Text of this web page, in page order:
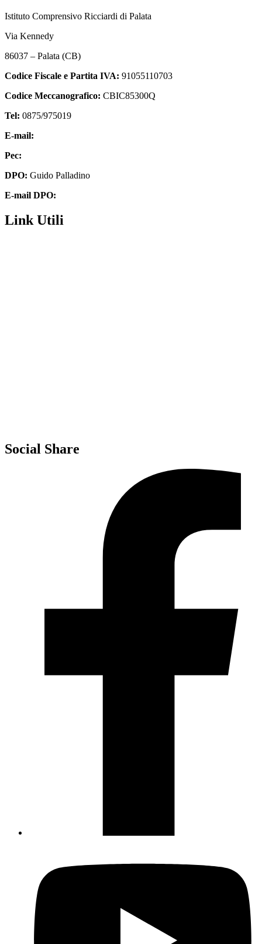
Istituto Comprensivo Ricciardi di Palata
Via Kennedy
86037 – Palata (CB)
Codice Fiscale e Partita IVA: 91055110703
Codice Meccanografico: CBIC85300Q
Tel: 0875/975019
E-mail:
Pec:
DPO: Guido Palladino
E-mail DPO:
Link Utili
Social Share